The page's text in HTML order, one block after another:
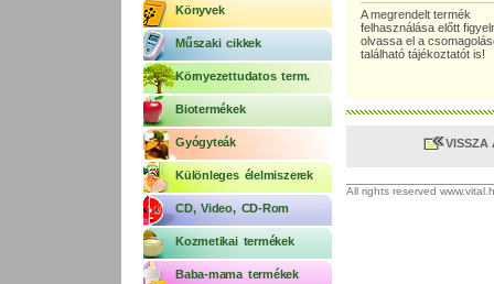
Könyvek
Műszaki cikkek
Környezettudatos term.
Biotermékek
Gyógyteák
Különleges élelmiszerek
CD, Video, CD-Rom
Kozmetikai termékek
Baba-mama termékek
A megrendelt termék
felhasználása előtt
olvassa el a
található tájékoztatót is!
VISSZA
All rights reserved